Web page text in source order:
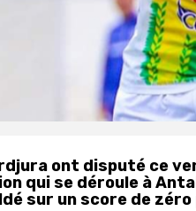
ont disputé ce
qui se déroule à
sur un score de